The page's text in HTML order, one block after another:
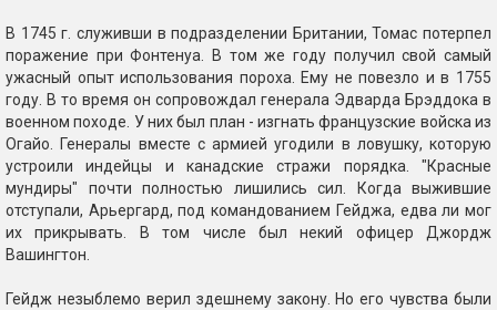
В 1745 г. служивши в подразделении Британии, Томас потерпел
поражение при Фонтенуа. В том же году получил свой самый
ужасный опыт использования пороха. Ему не повезло и в 1755
году. В то время он сопровождал генерала Эдварда Брэддока в
военном походе. У них был план - изгнать французские войска из
Огайо. Генералы вместе с армией угодили в ловушку, которую
устроили индейцы и канадские стражи порядка. "Красные
мундиры" почти полностью лишились сил. Когда выжившие
отступали, Арьергард, под командованием Гейджа, едва ли мог
их прикрывать. В том числе был некий офицер Джордж
Вашингтон.
Гейдж незыблемо верил здешнему закону. Но его чувства были